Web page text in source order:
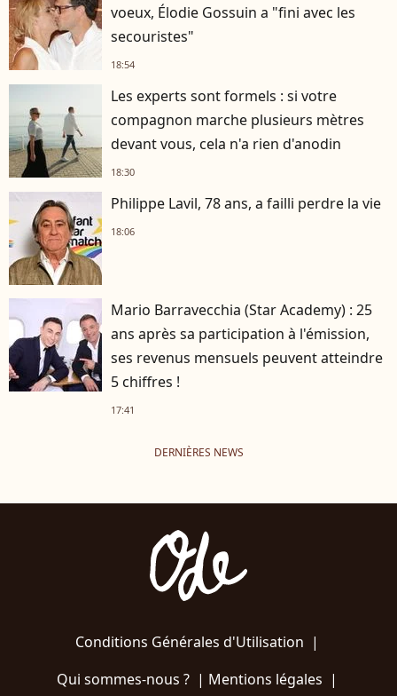
voeux, Élodie Gossuin a "fini avec les
secouristes"
18:54
Les experts sont formels : si votre
compagnon marche plusieurs mètres
devant vous, cela n'a rien d'anodin
18:30
Philippe Lavil, 78 ans, a failli perdre la vie
18:06
Mario Barravecchia (Star Academy) : 25
ans après sa participation à l'émission,
ses revenus mensuels peuvent atteindre
5 chiffres !
17:41
DERNIÈRES NEWS
Conditions Générales d'Utilisation |
Qui sommes-nous ?| Mentions légales |